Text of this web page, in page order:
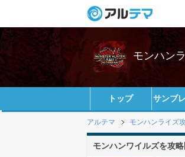
モンハン
トップ サンブ
アルテマ モンハンライズ
モンハンワイルズを攻略